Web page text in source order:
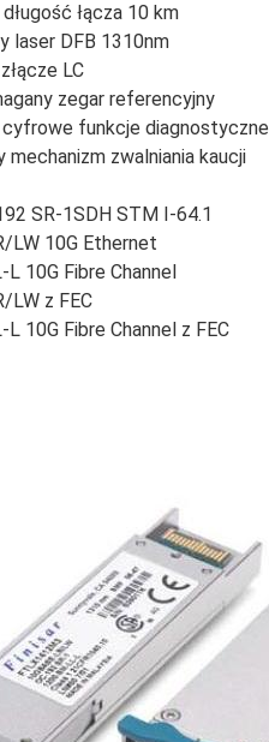
łącza 10 km
laser DFB 1310nm
LC
zegar referencyjny
cyfrowe funkcje diagnostyczne
mechanizm zwalniania kaucji
SR-1SDH STM I-64.1
LW 10G Ethernet
10G Fibre Channel
LW z FEC
10G Fibre Channel z FEC